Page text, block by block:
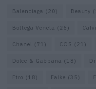
Balenciaga (20) Beauty
Bottega Veneta (26)
Chanel (71) COS (21)
Dolce & Gabbana (18)
Etro (18) Falke (35)